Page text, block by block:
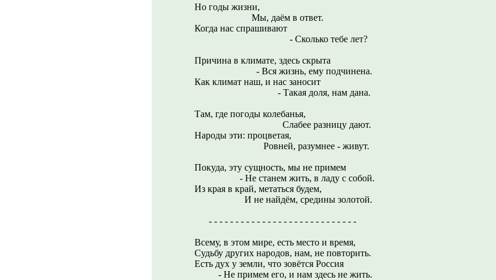
Но годы жизни,
Мы, даём в ответ.
Когда нас спрашивают
- Сколько тебе лет?
Причина в климате, здесь скрыта
- Вся жизнь, ему подчинена.
Как климат наш, и нас заносит
- Такая доля, нам дана.
Там, где погоды колебанья,
Слабее разницу дают.
Народы эти: процветая,
Ровней, разумнее - живут.
Покуда, эту сущность, мы не примем
- Не станем жить, в ладу с собой.
Из края в край, метаться будем,
И не найдём, средины золотой.
- - - - - - - - - - - - - - - - - - - - - - - - - - - -
Всему, в этом мире, есть место и время,
Судьбу других народов, нам, не повторить.
Есть дух у земли, что зовётся Россия
- Не примем его, и нам здесь не жить.